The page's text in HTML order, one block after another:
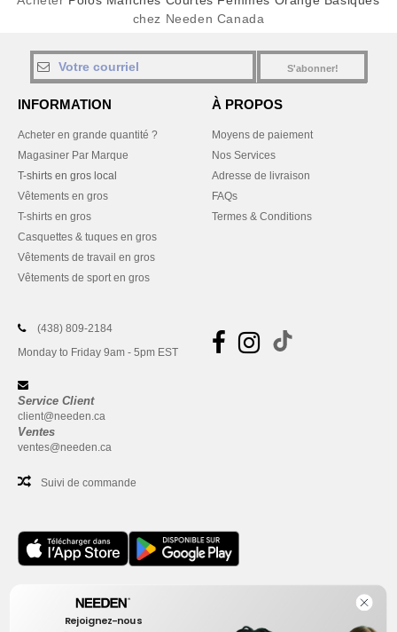
chez Needen Canada
S'abonner!
INFORMATION
Acheter en grande quantité ?
Magasiner Par Marque
T-shirts en gros local
Vêtements en gros
T-shirts en gros
Casquettes & tuques en gros
Vêtements de travail en gros
Vêtements de sport en gros
À PROPOS
Moyens de paiement
Nos Services
Adresse de livraison
FAQs
Termes & Conditions
(438) 809-2184
Monday to Friday 9am - 5pm EST
Service Client
client@needen.ca
Ventes
ventes@needen.ca
Suivi de commande
Bureau
One Dundas Street West Suite 2500
Rejoignez-nous